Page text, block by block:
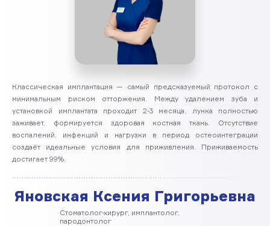
Классическая имплантация — самый предсказуемый протокол с
минимальным риском отторжения. Между удалением зуба и
установкой имплантата проходит 2-3 месяца, лунка полностью
заживает, формируется здоровая костная ткань. Отсутствие
воспалений, инфекций и нагрузки в период остеоинтеграции
создаёт идеальные условия для приживления. Приживаемость
достигает 99%.
Яновская Ксения Григорьевна
Стоматолог-хирург, имплантолог,
пародонтолог